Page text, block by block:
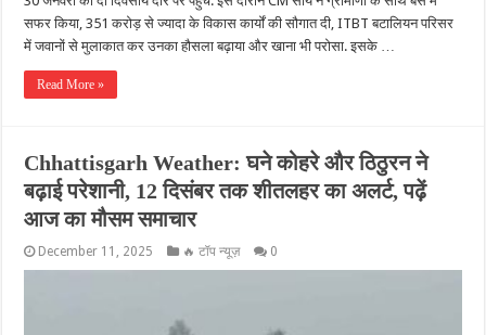
सफर किया, 351 करोड़ से ज्यादा के विकास कार्यों की सौगात दी, ITBT बटालियन परिसर
में जवानों से मुलाकात कर उनका हौसला बढ़ाया और खाना भी परोसा. इसके …
Read More »
Chhattisgarh Weather: घने कोहरे और ठिठुरन ने
बढ़ाई परेशानी, 12 दिसंबर तक शीतलहर का अलर्ट, पढ़ें
आज का मौसम समाचार
December 11, 2025 🔥 टॉप न्यूज़ 0